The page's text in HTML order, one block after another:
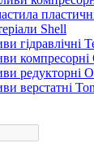
Shell
гідравлічні
компресорні
редукторні
верстатні